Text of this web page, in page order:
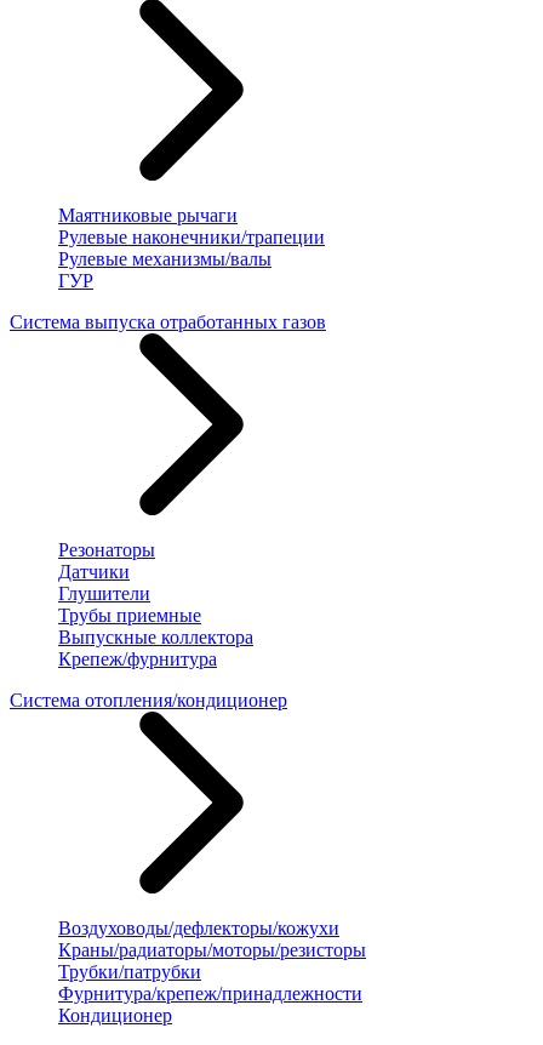
Маятниковые рычаги
Рулевые наконечники/трапеции
Рулевые механизмы/валы
ГУР
Система выпуска отработанных газов
Резонаторы
Датчики
Глушители
Трубы приемные
Выпускные коллектора
Крепеж/фурнитура
Система отопления/кондиционер
Воздуховоды/дефлекторы/кожухи
Краны/радиаторы/моторы/резисторы
Трубки/патрубки
Фурнитура/крепеж/принадлежности
Кондиционер